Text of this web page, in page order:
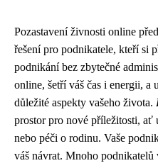
Pozastavení živnosti online
řešení pro podnikatele, kteří si
podnikání bez zbytečné
online, šetří váš čas i energii, a
důležité aspekty vašeho života.
prostor pro nové příležitosti, ať
nebo péči o rodinu. Vaše
váš návrat. Mnoho